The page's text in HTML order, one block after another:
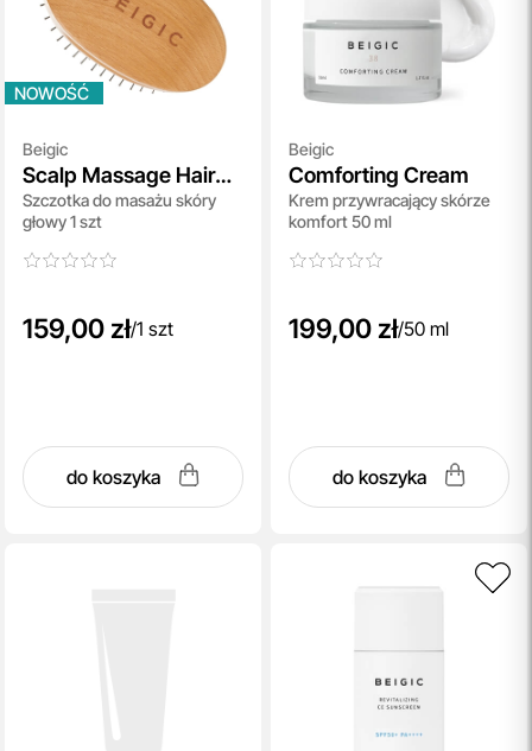
NOWOŚĆ
Beigic
Scalp Massage Hair
Brush
Szczotka do masażu skóry
głowy 1 szt
159,00 zł/1 szt
do koszyka
Beigic
Comforting Cream
Krem przywracający skórze
komfort 50 ml
199,00 zł/50 ml
do koszyka